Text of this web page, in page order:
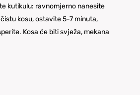
kutikulu: ravnomjerno nanesite
kosu, ostavite 5-7 minuta,
Kosa će biti svježa, mekana